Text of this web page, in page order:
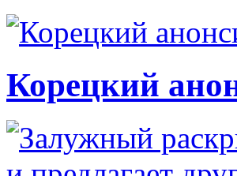
Корецкий